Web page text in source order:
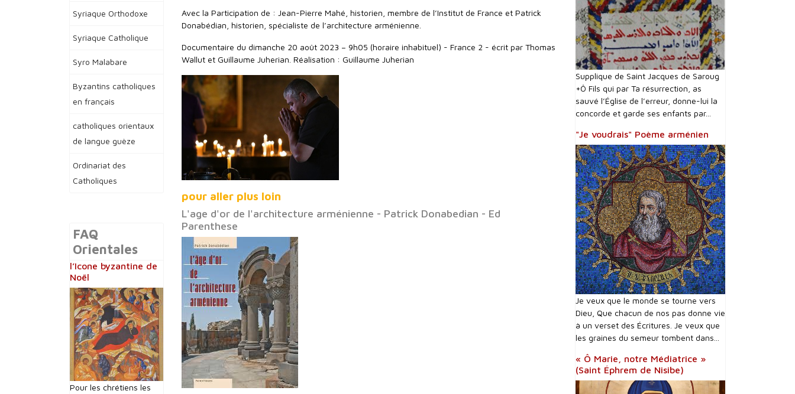
Syriaque Orthodoxe
Syriaque Catholique
Syro Malabare
Byzantins catholiques
en français
catholiques orientaux
de langue guèze
Ordinariat des
Catholiques
FAQ
Orientales
l’Icone byzantine de
Noël
Pour les chrétiens les
Avec la Participation de : Jean-Pierre Mahé, historien, membre de l’Institut de France et Patrick
Donabédian, historien, spécialiste de l’architecture arménienne.
Documentaire du dimanche 20 août 2023 – 9h05 (horaire inhabituel) - France 2 - écrit par Thomas
Wallut et Guillaume Juherian. Réalisation : Guillaume Juherian
pour aller plus loin
L'age d'or de l'architecture arménienne - Patrick Donabedian - Ed
Parenthese
Supplique de Saint Jacques de Saroug
+Ô Fils qui par Ta résurrection, as
sauvé l’Église de l’erreur, donne-lui la
concorde et garde ses enfants par...
"Je voudrais" Poème arménien
Je veux que le monde se tourne vers
Dieu, Que chacun de nos pas donne vie
à un verset des Écritures. Je veux que
les graines du semeur tombent dans...
« Ô Marie, notre Médiatrice »
(Saint Éphrem de Nisibe)